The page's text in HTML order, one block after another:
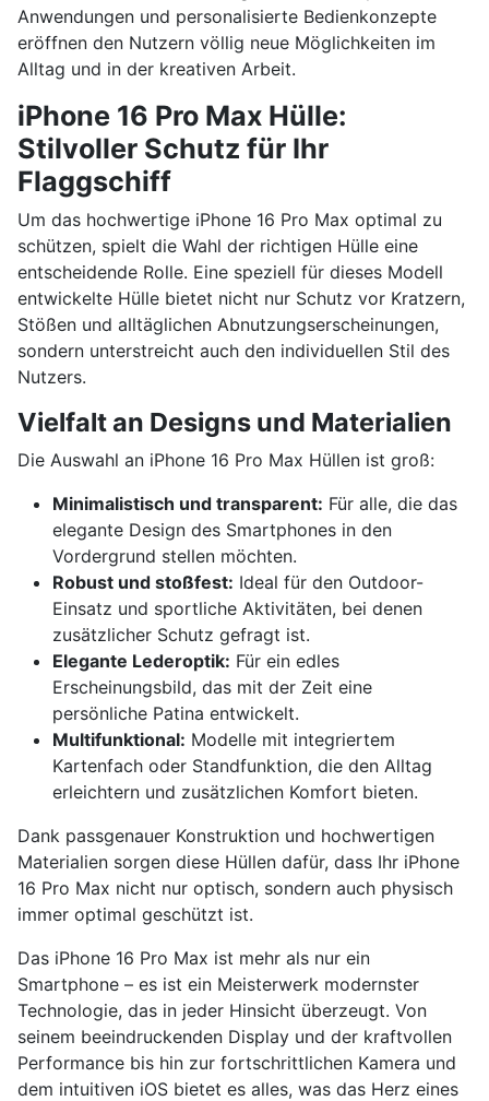
Anwendungen und personalisierte Bedienkonzepte
eröffnen den Nutzern völlig neue Möglichkeiten im
Alltag und in der kreativen Arbeit.
iPhone 16 Pro Max Hülle:
Stilvoller Schutz für Ihr
Flaggschiff
Um das hochwertige iPhone 16 Pro Max optimal zu
schützen, spielt die Wahl der richtigen Hülle eine
entscheidende Rolle. Eine speziell für dieses Modell
entwickelte Hülle bietet nicht nur Schutz vor Kratzern,
Stößen und alltäglichen Abnutzungserscheinungen,
sondern unterstreicht auch den individuellen Stil des
Nutzers.
Vielfalt an Designs und Materialien
Die Auswahl an iPhone 16 Pro Max Hüllen ist groß:
Minimalistisch und transparent: Für alle, die das
elegante Design des Smartphones in den
Vordergrund stellen möchten.
Robust und stoßfest: Ideal für den Outdoor-
Einsatz und sportliche Aktivitäten, bei denen
zusätzlicher Schutz gefragt ist.
Elegante Lederoptik: Für ein edles
Erscheinungsbild, das mit der Zeit eine
persönliche Patina entwickelt.
Multifunktional: Modelle mit integriertem
Kartenfach oder Standfunktion, die den Alltag
erleichtern und zusätzlichen Komfort bieten.
Dank passgenauer Konstruktion und hochwertigen
Materialien sorgen diese Hüllen dafür, dass Ihr iPhone
16 Pro Max nicht nur optisch, sondern auch physisch
immer optimal geschützt ist.
Das iPhone 16 Pro Max ist mehr als nur ein
Smartphone – es ist ein Meisterwerk modernster
Technologie, das in jeder Hinsicht überzeugt. Von
seinem beeindruckenden Display und der kraftvollen
Performance bis hin zur fortschrittlichen Kamera und
dem intuitiven iOS bietet es alles, was das Herz eines